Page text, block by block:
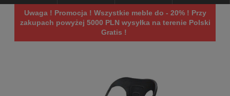
Uwaga ! Promocja ! Wszystkie meble do - 20% ! Przy
zakupach powyżej 5000 PLN wysyłka na terenie Polski
Gratis !